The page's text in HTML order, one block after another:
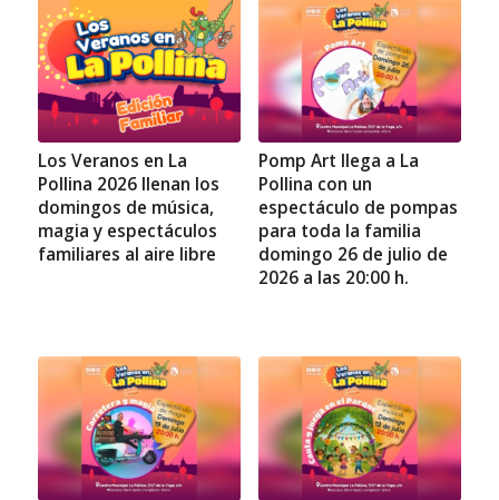
Los Veranos en La
Pollina 2026 llenan los
domingos de música,
magia y espectáculos
familiares al aire libre
Pomp Art llega a La
Pollina con un
espectáculo de pompas
para toda la familia
domingo 26 de julio de
2026 a las 20:00 h.